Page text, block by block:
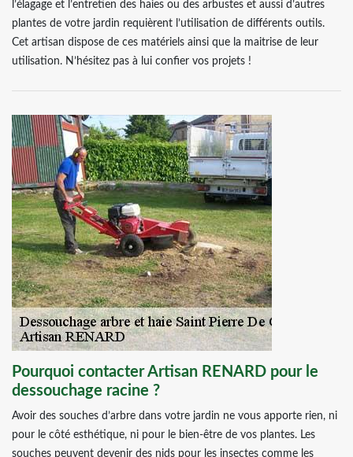
l’élagage et l’entretien des haies ou des arbustes et aussi d’autres
plantes de votre jardin requièrent l’utilisation de différents outils.
Cet artisan dispose de ces matériels ainsi que la maitrise de leur
utilisation. N’hésitez pas à lui confier vos projets !
Pourquoi contacter Artisan RENARD pour le
dessouchage racine ?
Avoir des souches d’arbre dans votre jardin ne vous apporte rien, ni
pour le côté esthétique, ni pour le bien-être de vos plantes. Les
souches peuvent devenir des nids pour les insectes comme les